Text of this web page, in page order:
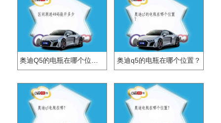
奥迪q5的电瓶在哪个位置？